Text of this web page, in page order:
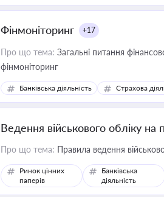
Фінмоніторинг +17
Про що тема: Загальні питання
фінмоніторинг
Банківська діяльність Страхова
Ведення військового обліку на
Про що тема: Правила ведення
Ринок цінних
паперів
Банківська
діяльність